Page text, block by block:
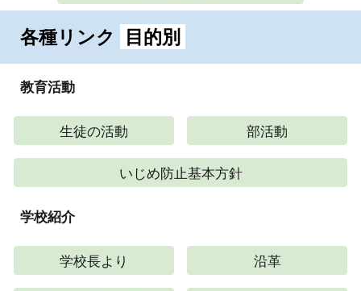
各種リンク 目的別
教育活動
生徒の活動 部活動
いじめ防止基本方針
学校紹介
学校長より 沿革